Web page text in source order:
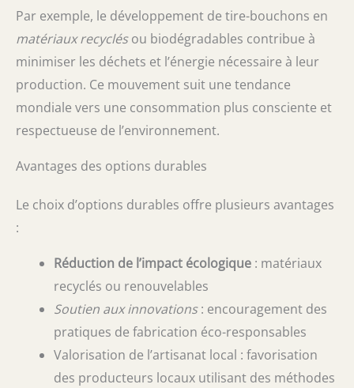
Par exemple, le développement de tire-bouchons en
matériaux recyclésou biodégradables contribue à
minimiser les déchets et l’énergie nécessaire à leur
production. Ce mouvement suit une tendance
mondiale vers une consommation plus consciente et
respectueuse de l’environnement.
Avantages des options durables
Le choix d’options durables offre plusieurs avantages
:
Réduction de l’impact écologique : matériaux
recyclés ou renouvelables
Soutien aux innovations: encouragement des
pratiques de fabrication éco-responsables
Valorisation de l’artisanat local : favorisation
des producteurs locaux utilisant des méthodes